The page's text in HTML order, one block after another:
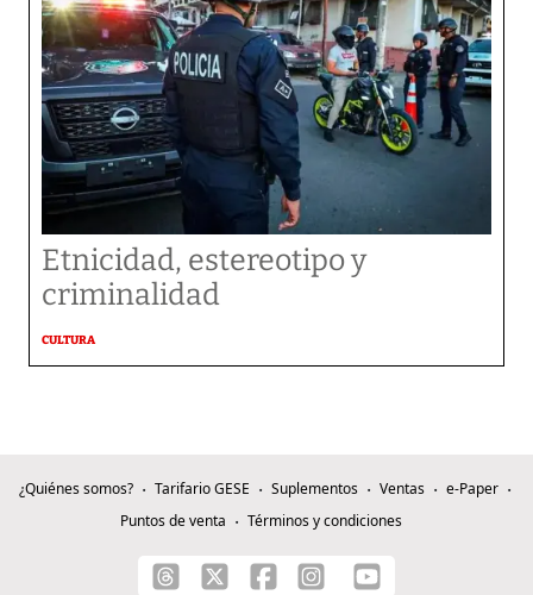
Etnicidad, estereotipo y
criminalidad
CULTURA
¿Quiénes somos? Tarifario GESE Suplementos Ventas
e-Paper
Puntos de venta
Términos y condiciones